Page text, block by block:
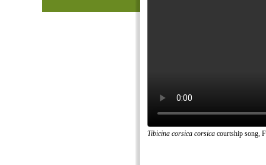
Tibicina corsica corsica courtship song,